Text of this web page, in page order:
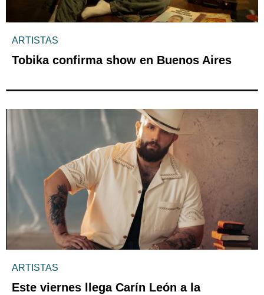
ARTISTAS
Tobika confirma show en Buenos Aires
ARTISTAS
Este viernes llega Carín León a la